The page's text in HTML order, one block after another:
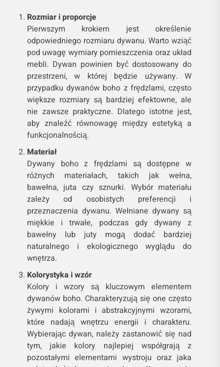
Rozmiar i proporcje
Pierwszym krokiem jest określenie
odpowiedniego rozmiaru dywanu. Warto wziąć
pod uwagę wymiary pomieszczenia oraz układ
mebli. Dywan powinien być dostosowany do
przestrzeni, w której będzie używany. W
przypadku dywanów boho z frędzlami, często
większe rozmiary są bardziej efektowne, ale
nie zawsze praktyczne. Dlatego istotne jest,
aby znaleźć równowagę między estetyką a
funkcjonalnością.
Materiał
Dywany boho z frędzlami są dostępne w
różnych materiałach, takich jak wełna,
bawełna, juta czy sznurki. Wybór materiału
zależy od osobistych preferencji i
przeznaczenia dywanu. Wełniane dywany są
miękkie i trwałe, podczas gdy dywany z
bawełny lub juty mogą dodać bardziej
naturalnego i ekologicznego wyglądu do
wnętrza.
Kolorystyka i wzór
Kolory i wzory są kluczowym elementem
dywanów boho. Charakteryzują się one często
żywymi kolorami i abstrakcyjnymi wzorami,
które nadają wnętrzu energii i charakteru.
Wybierając dywan, należy zastanowić się nad
tym, jakie kolory najlepiej współgrają z
pozostałymi elementami wystroju oraz jaka